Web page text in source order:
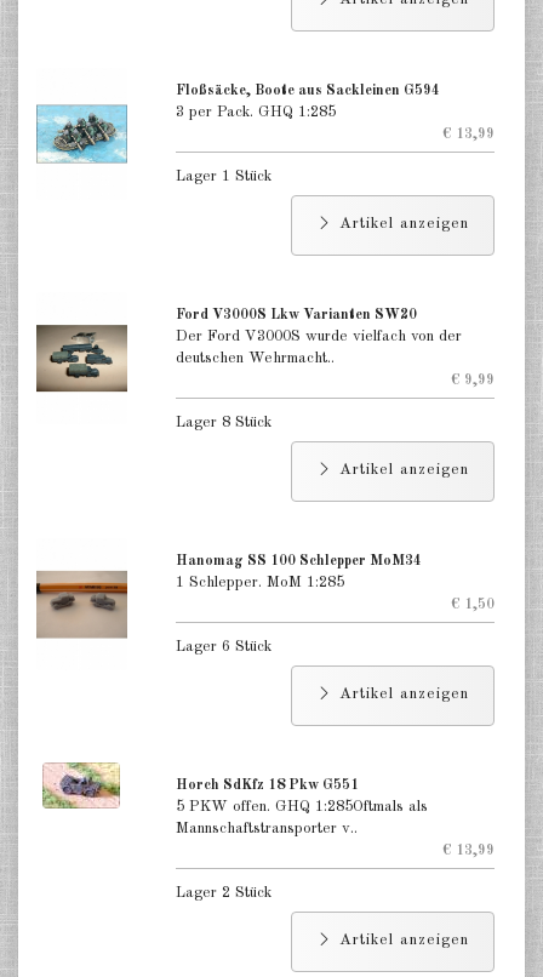
Russland Aufklärer 1:285
Russland Infanterie & Kavallerie
Großbritannien Versorger, Pkw
u.a. 1:285
Großbritannien Artillerie, Pak,
Polen 1:285
Floßsäcke, Boote aus Sackleinen G594
3 per Pack. GHQ 1:285
€ 13,99
Lager 1 Stück
Artikel anzeigen
Ford V3000S Lkw Varianten SW20
Der Ford V3000S wurde vielfach von der
deutschen Wehrmacht..
€ 9,99
Lager 8 Stück
Artikel anzeigen
Hanomag SS 100 Schlepper MoM34
1 Schlepper. MoM 1:285
€ 1,50
Lager 6 Stück
Artikel anzeigen
Horch SdKfz 18 Pkw G551
5 PKW offen. GHQ 1:285Oftmals als
Mannschaftstransporter v..
€ 13,99
Lager 2 Stück
Artikel anzeigen